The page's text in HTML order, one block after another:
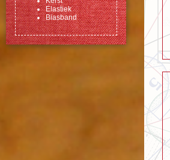
Elastiek
Biasband